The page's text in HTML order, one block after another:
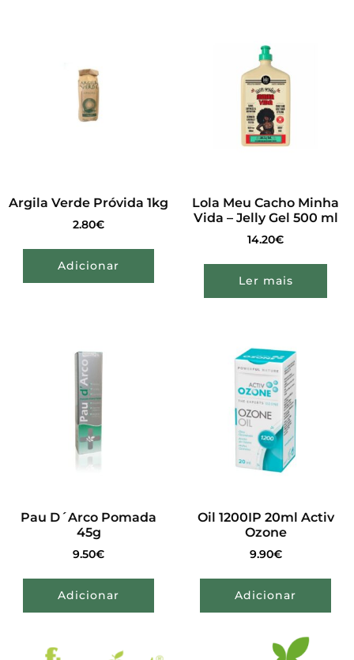
Argila Verde Próvida 1kg
2.80€
Adicionar
Lola Meu Cacho Minha
Vida – Jelly Gel 500 ml
14.20€
Ler mais
Pau D´Arco Pomada
45g
9.50€
Adicionar
Oil 1200IP 20ml Activ
Ozone
9.90€
Adicionar